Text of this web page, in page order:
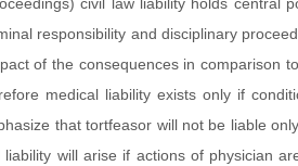
civil law liability holds central
responsibility and disciplinary
of the consequences in comparison
medical liability exists only if
that tortfeasor will not be liable
will arise if actions of physician